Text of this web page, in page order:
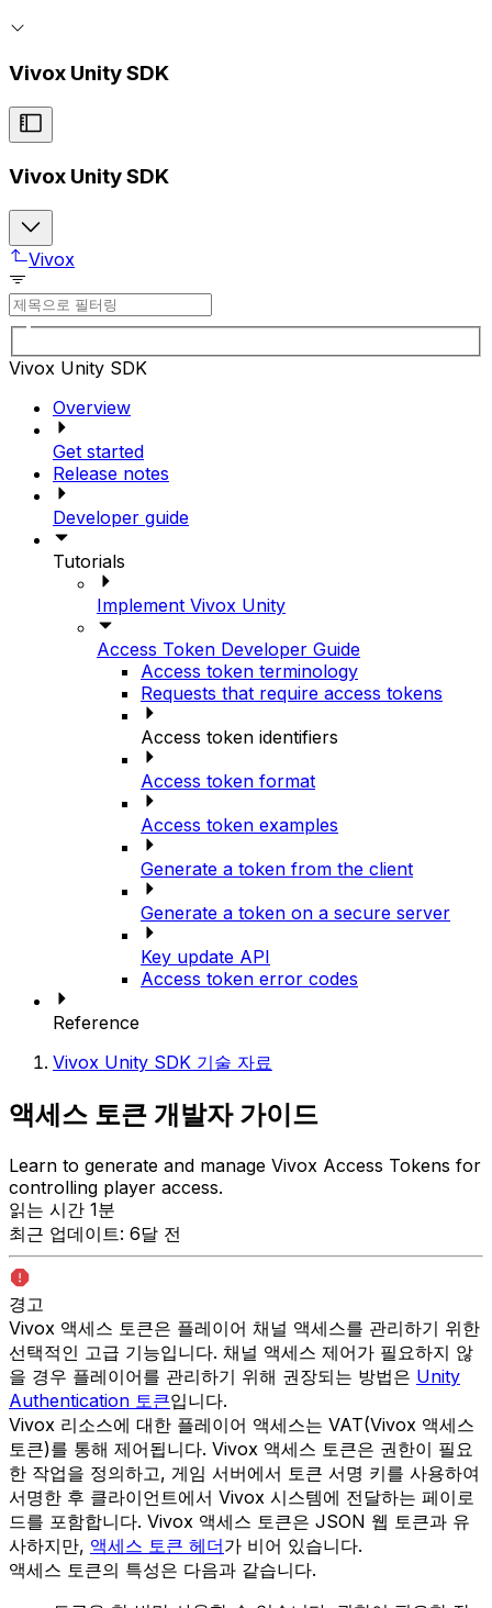
Vivox Unity SDK
Vivox Unity SDK
Vivox
Vivox Unity SDK
Overview
Get started
Release notes
Developer guide
Tutorials
Implement Vivox Unity
Access Token Developer Guide
Access token terminology
Requests that require access tokens
Access token identifiers
Access token format
Access token examples
Generate a token from the client
Generate a token on a secure server
Key update API
Access token error codes
Reference
Vivox Unity SDK 기술 자료
액세스 토큰 개발자 가이드
Learn to generate and manage Vivox Access Tokens for
controlling player access.
읽는 시간 1분
최근 업데이트: 6달 전
경고
Vivox 액세스 토큰은 플레이어 채널 액세스를 관리하기 위한
선택적인 고급 기능입니다. 채널 액세스 제어가 필요하지 않
을 경우 플레이어를 관리하기 위해 권장되는 방법은 Unity
Authentication 토큰입니다.
Vivox 리소스에 대한 플레이어 액세스는 VAT(Vivox 액세스
토큰)를 통해 제어됩니다. Vivox 액세스 토큰은 권한이 필요
한 작업을 정의하고, 게임 서버에서 토큰 서명 키를 사용하여
서명한 후 클라이언트에서 Vivox 시스템에 전달하는 페이로
드를 포함합니다. Vivox 액세스 토큰은 JSON 웹 토큰과 유
사하지만, 액세스 토큰 헤더가 비어 있습니다.
액세스 토큰의 특성은 다음과 같습니다.